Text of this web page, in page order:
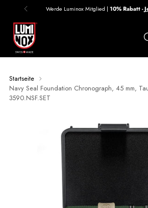
Werde Luminox Mitglied | 10% Rabatt -
Startseite
Navy Seal Foundation Chronograph, 45 mm,
3590.NSF.SET
Bitte
bestätige
in
Kürze
deine
Anmeldung